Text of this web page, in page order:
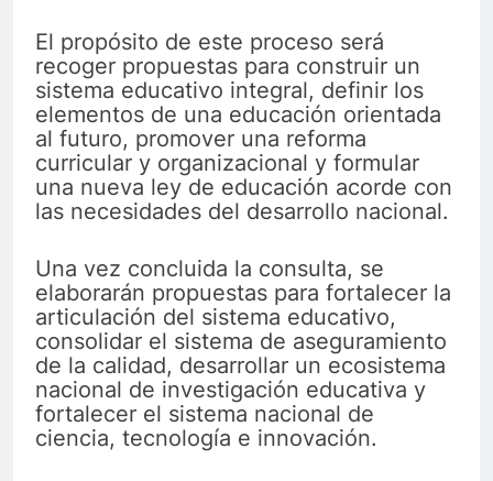
El propósito de este proceso será
recoger propuestas para construir un
sistema educativo integral, definir los
elementos de una educación orientada
al futuro, promover una reforma
curricular y organizacional y formular
una nueva ley de educación acorde con
las necesidades del desarrollo nacional.
Una vez concluida la consulta, se
elaborarán propuestas para fortalecer la
articulación del sistema educativo,
consolidar el sistema de aseguramiento
de la calidad, desarrollar un ecosistema
nacional de investigación educativa y
fortalecer el sistema nacional de
ciencia, tecnología e innovación.